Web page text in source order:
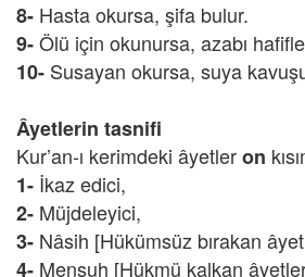
8- Hasta okursa, şifa bulur.
9-Ölü için okunursa, azabı
10- Susayan okursa, suya
Âyetlerin tasnifi
Kur’an-ı kerimdeki âyetleron
1- İkaz edici,
2- Müjdeleyici,
3- Nâsih [Hükümsüz bırakan
4- Mensuh [Hükmü kalkan